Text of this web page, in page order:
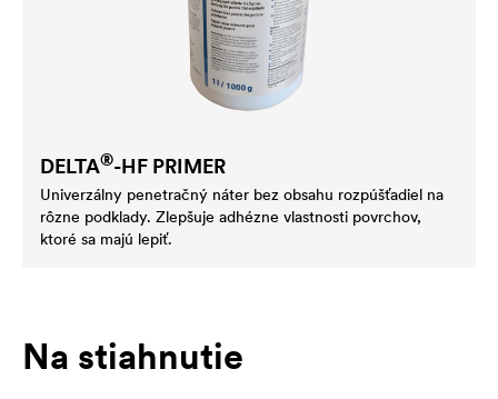
DELTA®-HF PRIMER
Univerzálny penetračný náter bez obsahu rozpúšťadiel na
rôzne podklady. Zlepšuje adhézne vlastnosti povrchov,
ktoré sa majú lepiť.
Na stiahnutie